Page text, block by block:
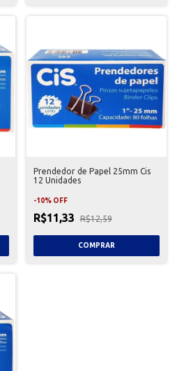
Prendedor de Papel 25mm Cis
12 Unidades
-10% OFF
R$11,33 R$12,59